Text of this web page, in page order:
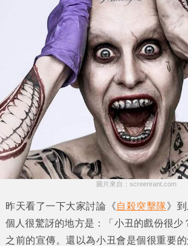
圖片來自：screenrant.com
昨天看了一下大家討論《自殺突擊隊》
個人很驚訝的地方是：「 小丑 的戲份很少
之前的宣傳。還以為小丑會是個很重要